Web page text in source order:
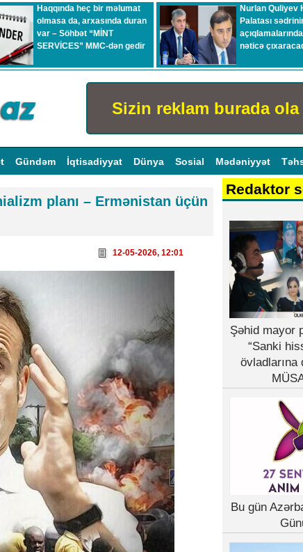
Haqqında heç bir məlumat
olmasa da, arxasında duran
var – Söhbət “MİNT
SERVİCES” MMC-dən gedir
Nurlan Quliyev
Palatası
nəticə
Sizin reklam burada
Gündəm İqtisadiyyat Dünya Sosial Mədəniyyət
planı – Ermənistan üçün
12-05-2026, 12:01
Redaktor
Şəhid mayor
“Sanki
övladlarına
Bu gün